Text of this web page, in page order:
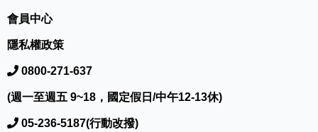
會員中心
隱私權政策
0800-271-637
(週一至週五 9~18，國定假日/中午12-13休)
05-236-5187(行動改撥)